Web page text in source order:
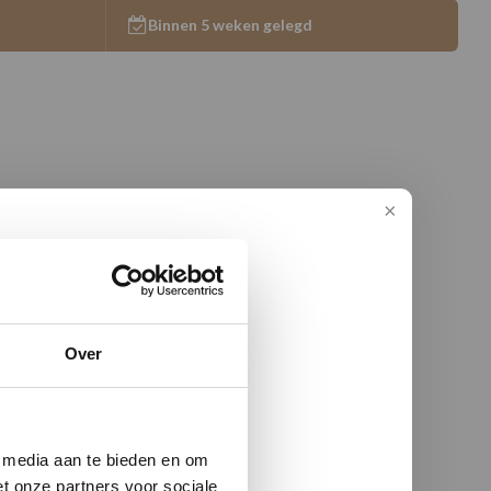
Over
aan te bieden en om
onze partners voor sociale
Binnen 5 weken gelegd